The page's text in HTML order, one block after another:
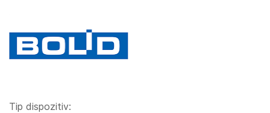
Tip dispozitiv: